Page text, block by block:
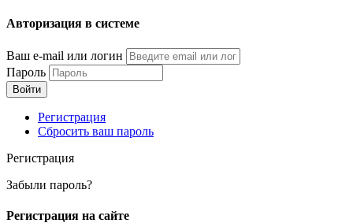
Перейти
основному
содержанию
Авторизация в системе
Ваш e-mail или логин
Пароль
Регистрация
Сбросить ваш пароль
Регистрация
Забыли пароль?
Регистрация на сайте